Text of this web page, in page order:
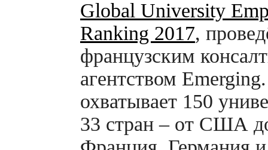
Global University
Ranking 2017,
французским
агентством
охватывает 150
33 стран – от США